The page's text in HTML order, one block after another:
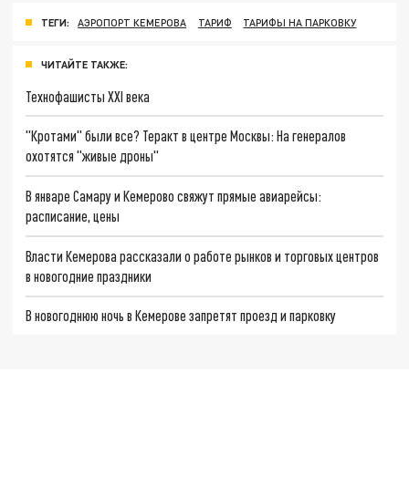
ТЕГИ: АЭРОПОРТ КЕМЕРОВА ТАРИФ ТАРИФЫ НА ПАРКОВКУ
ЧИТАЙТЕ ТАКЖЕ:
Технофашисты XXI века
"Кротами" были все? Теракт в центре Москвы: На генералов
охотятся "живые дроны"
В январе Самару и Кемерово свяжут прямые авиарейсы:
расписание, цены
Власти Кемерова рассказали о работе рынков и торговых центров
в новогодние праздники
В новогоднюю ночь в Кемерове запретят проезд и парковку